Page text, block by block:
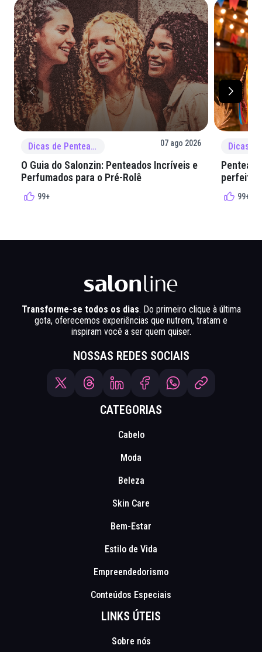
Dicas de Penteado 07 ago 2026
O Guia do Salonzin: Penteados Incríveis e
Perfumados para o Pré-Rolê
99+
perfeita
99+
Transforme-se todos os dias. Do primeiro clique à última
gota, oferecemos experiências que nutrem, tratam e
inspiram você a ser quem quiser.
NOSSAS REDES SOCIAIS
CATEGORIAS
Cabelo
Moda
Beleza
Skin Care
Bem-Estar
Estilo de Vida
Empreendedorismo
Conteúdos Especiais
LINKS ÚTEIS
Sobre nós